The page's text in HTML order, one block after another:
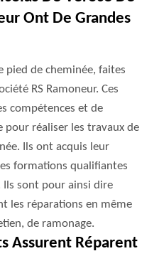
Ont De Grandes
pied de cheminée, faites
RS Ramoneur. Ces
compétences et de
pour réaliser les travaux de
Ils ont acquis leur
formations qualifiantes
Ils sont pour ainsi dire
les réparations en même
de ramonage.
Assurent Réparent